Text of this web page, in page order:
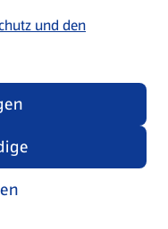
und den